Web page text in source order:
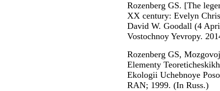
Rozenberg GS. [The
XX century: Evelyn
David W. Goodall (4
Vostochnoy Yevropy.
Rozenberg GS,
Elementy
Ekologii Uchebnoye
RAN; 1999. (In Russ.)